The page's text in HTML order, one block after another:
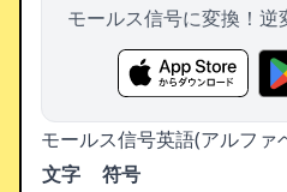
モールス信号に変換！逆
モールス信号英語(アルファ
文字
符号